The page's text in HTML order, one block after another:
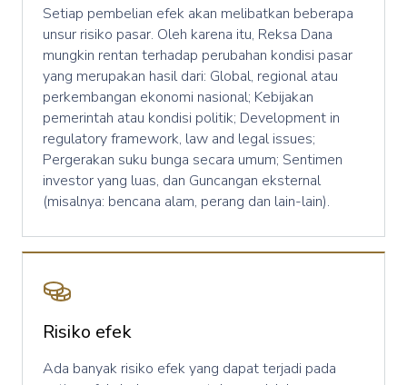
Setiap pembelian efek akan melibatkan beberapa
unsur risiko pasar. Oleh karena itu, Reksa Dana
mungkin rentan terhadap perubahan kondisi pasar
yang merupakan hasil dari: Global, regional atau
perkembangan ekonomi nasional; Kebijakan
pemerintah atau kondisi politik; Development in
regulatory framework, law and legal issues;
Pergerakan suku bunga secara umum; Sentimen
investor yang luas, dan Guncangan eksternal
(misalnya: bencana alam, perang dan lain-lain).
Risiko efek
Ada banyak risiko efek yang dapat terjadi pada